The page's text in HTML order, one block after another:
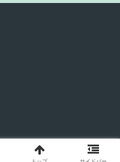
国家試験対策】.